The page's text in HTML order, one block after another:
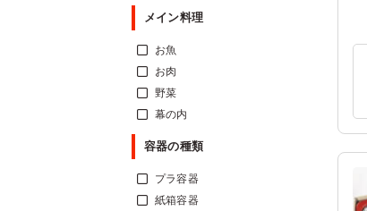
メイン料理
お魚
お肉
野菜
幕の内
容器の種類
プラ容器
紙箱容器